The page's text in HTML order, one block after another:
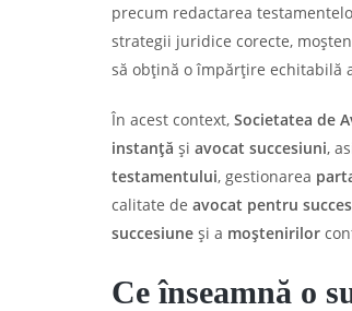
precum redactarea
strategii juridice corecte,
să obțină o împărțire echitabilă
În acest context, Societatea de
instanță și avocat succesiuni,
testamentului, gestionarea
calitate de avocat pentru
succesiune și a moștenirilor
Ce înseamnă o